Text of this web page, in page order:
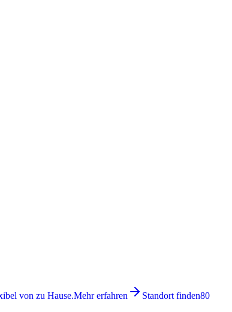
von zu Hause.Mehr erfahren Standort finden80